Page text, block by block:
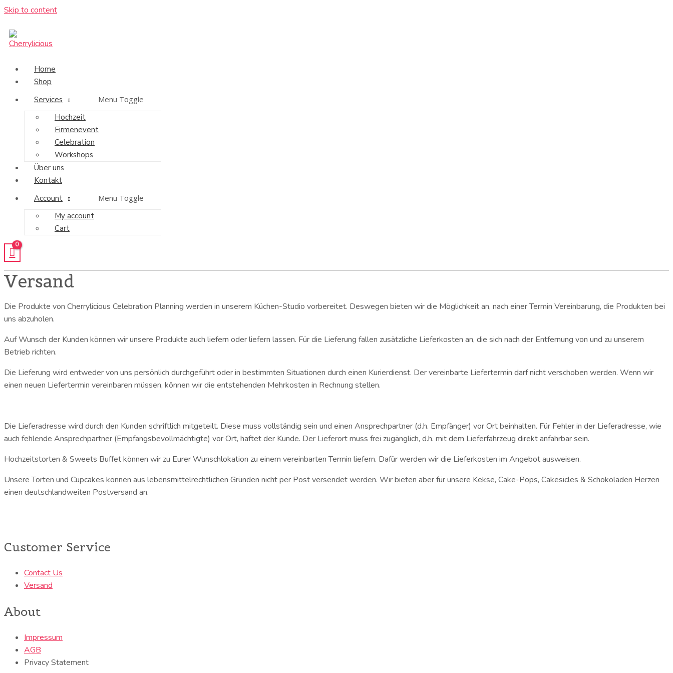
Skip to content
Home
Shop
Services
Menu Toggle
Hochzeit
Firmenevent
Celebration
Workshops
Über uns
Kontakt
Account
Menu Toggle
My account
Cart
Versand
Die Produkte von Cherrylicious Celebration Planning werden in unserem Küchen-Studio vorbereitet. Deswegen bieten wir die Möglichkeit an, nach einer Termin Vereinbarung, die Produkten bei
uns abzuholen.
Auf Wunsch der Kunden können wir unsere Produkte auch liefern oder liefern lassen. Für die Lieferung fallen zusätzliche Lieferkosten an, die sich nach der Entfernung von und zu unserem
Betrieb richten.
Die Lieferung wird entweder von uns persönlich durchgeführt oder in bestimmten Situationen durch einen Kurierdienst. Der vereinbarte Liefertermin darf nicht verschoben werden. Wenn wir
einen neuen Liefertermin vereinbaren müssen, können wir die entstehenden Mehrkosten in Rechnung stellen.
Die Lieferadresse wird durch den Kunden schriftlich mitgeteilt. Diese muss vollständig sein und einen Ansprechpartner (d.h. Empfänger) vor Ort beinhalten. Für Fehler in der Lieferadresse, wie
auch fehlende Ansprechpartner (Empfangsbevollmächtigte) vor Ort, haftet der Kunde. Der Lieferort muss frei zugänglich, d.h. mit dem Lieferfahrzeug direkt anfahrbar sein.
Hochzeitstorten & Sweets Buffet können wir zu Eurer Wunschlokation zu einem vereinbarten Termin liefern. Dafür werden wir die Lieferkosten im Angebot ausweisen.
Unsere Torten und Cupcakes können aus lebensmittelrechtlichen Gründen nicht per Post versendet werden. Wir bieten aber für unsere Kekse, Cake-Pops, Cakesicles & Schokoladen Herzen
einen deutschlandweiten Postversand an.
Customer Service
Contact Us
Versand
About
Impressum
AGB
Privacy Statement